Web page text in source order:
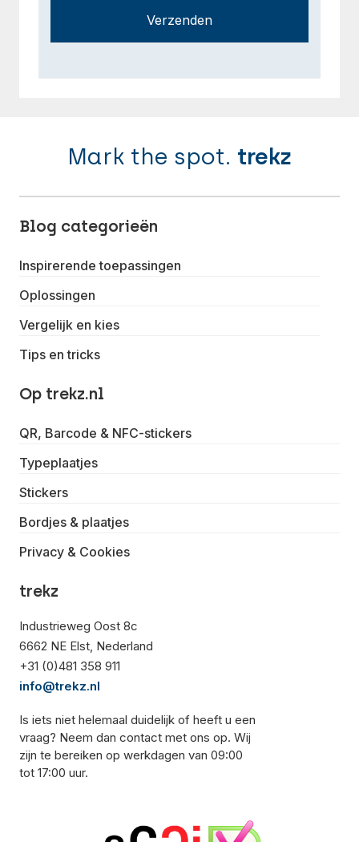
Verzenden
Mark the spot. trekz
Blog categorieën
Inspirerende toepassingen
Oplossingen
Vergelijk en kies
Tips en tricks
Op trekz.nl
QR, Barcode & NFC-stickers
Typeplaatjes
Stickers
Bordjes & plaatjes
Privacy & Cookies
trekz
Industrieweg Oost 8c
6662 NE Elst, Nederland
+31 (0)481 358 911
info@trekz.nl
Is iets niet helemaal duidelijk of heeft u een
vraag? Neem dan contact met ons op. Wij
zijn te bereiken op werkdagen van 09:00
tot 17:00 uur.